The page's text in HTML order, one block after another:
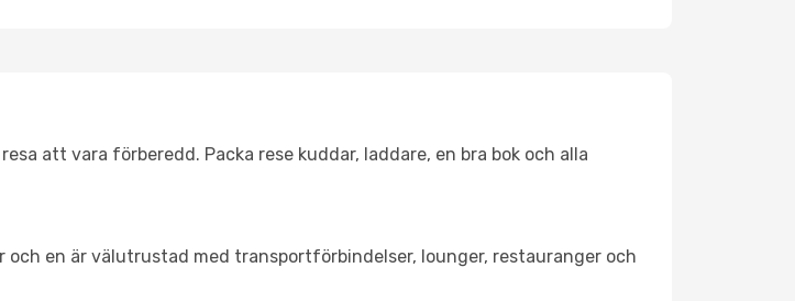
att vara förberedd. Packa rese kuddar, laddare, en bra bok och alla
en är välutrustad med transportförbindelser, lounger, restauranger och